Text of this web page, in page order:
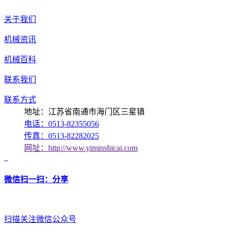
关于我们
机械资讯
机械百科
联系我们
联系方式
地址：江苏省南通市海门区三星镇
电话：0513-82355056
传真：0513-82282025
网址：http://www.yiminshicai.com
微信扫一扫：分享
扫描关注微信公众号